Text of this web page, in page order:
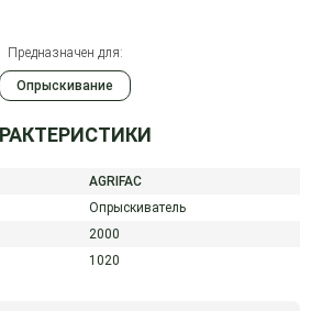
Предназначен для:
Опрыскивание
AGRIFAC
Опрыскиватель
2000
1020